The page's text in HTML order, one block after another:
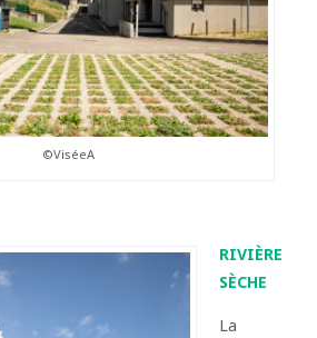
©ViséeA
RIVIÈRE
SÈCHE
La